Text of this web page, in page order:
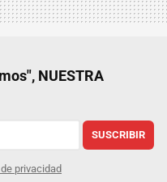
NUESTRA
SUSCRIBIR
privacidad